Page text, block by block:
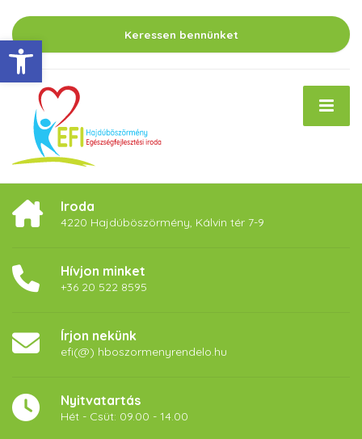
Eszköztár megnyitása
Keressen bennünket
Iroda
4220 Hajdúböszörmény, Kálvin tér 7-9
Hívjon minket
+36 20 522 8595
Írjon nekünk
efi(@) hboszormenyrendelo.hu
Nyitvatartás
Hét - Csüt: 09.00 - 14.00